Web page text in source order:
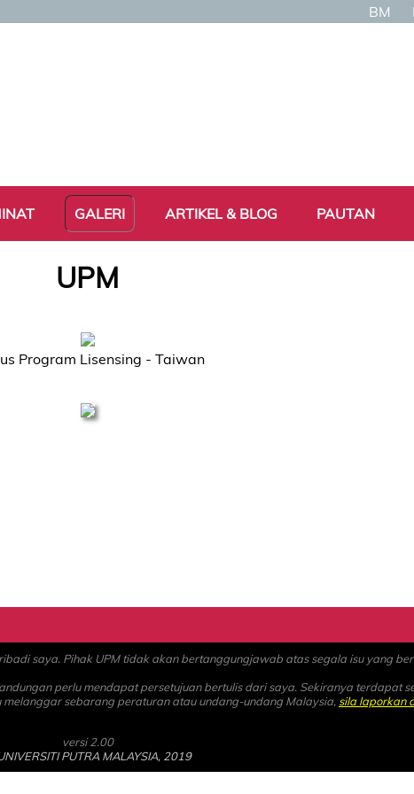
BM
GALERI ARTIKEL & BLOG PAUTAN
UPM
Program Lisensing - Taiwan
saya. Pihak UPM tidak akan bertanggungjawab atas segala isu yang
perlu mendapat persetujuan bertulis dari saya. Sekiranya terdapat
sebarang peraturan atau undang-undang Malaysia, sila laporkan
versi 2.00
PUTRA MALAYSIA, 2019